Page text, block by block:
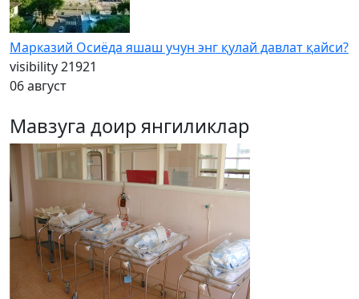
Марказий Осиёда яшаш учун энг қулай давлат қайси?
visibility21921
06 август
Мавзуга доир янгиликлар